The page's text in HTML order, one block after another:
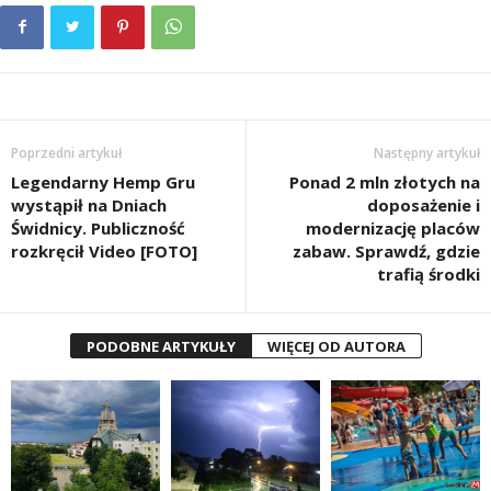
Poprzedni artykuł
Legendarny Hemp Gru
wystąpił na Dniach
Świdnicy. Publiczność
rozkręcił Video [FOTO]
Następny artykuł
Ponad 2 mln złotych na
doposażenie i
modernizację placów
zabaw. Sprawdź, gdzie
trafią środki
PODOBNE ARTYKUŁY WIĘCEJ OD AUTORA